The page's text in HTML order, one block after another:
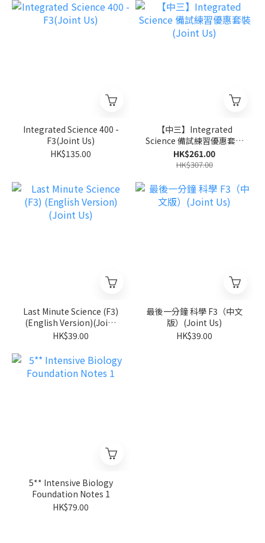
Integrated Science 400 -
F3(Joint Us)
HK$135.00
【中三】Integrated
Science 備試練習優惠套裝
(Joint Us)
HK$261.00
HK$307.00
Last Minute Science (F3)
(English Version)(Joint
Us)
HK$39.00
最後一分鐘 科學 F3（中文
版）(Joint Us)
HK$39.00
5** Intensive Biology
Foundation Notes 1
HK$79.00